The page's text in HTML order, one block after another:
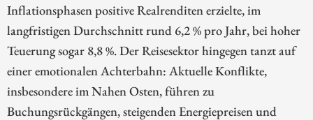
Inflationsphasen positive Realrenditen erzielte, im
langfristigen Durchschnitt rund 6,2 % pro Jahr, bei hoher
Teuerung sogar 8,8 %. Der Reisesektor hingegen tanzt auf
einer emotionalen Achterbahn: Aktuelle Konflikte,
insbesondere im Nahen Osten, führen zu
Buchungsrückgängen, steigenden Energiepreisen und